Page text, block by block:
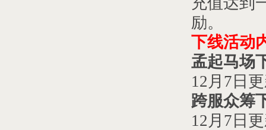
励。
下线活动
孟起马场
12 月 7 日
跨服众筹
12 月 7 日